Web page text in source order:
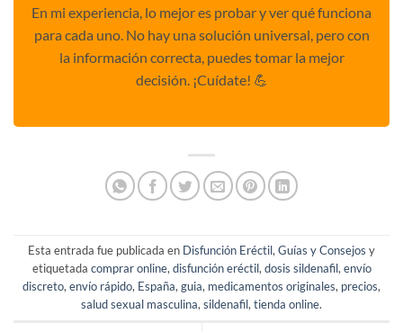
En mi experiencia, lo mejor es probar y ver qué funciona
para cada uno. No hay una solución universal, pero con
la información correcta, puedes tomar la mejor
decisión. ¡Cuídate! 💪
Esta entrada fue publicada en Disfunción Eréctil, Guías y Consejos y
etiquetada comprar online, disfunción eréctil, dosis sildenafil, envío
discreto, envío rápido, España, guia, medicamentos originales, precios,
salud sexual masculina, sildenafil, tienda online.